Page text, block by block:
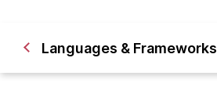
Languages & Frameworks